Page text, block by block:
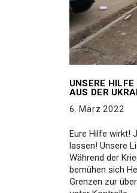
UNSERE
AUS DER
6. März 2022
Eure Hilfe wirkt!
lassen! Unsere
Während der
bemühen sich
Grenzen zur